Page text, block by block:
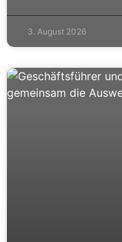
3. August 2026